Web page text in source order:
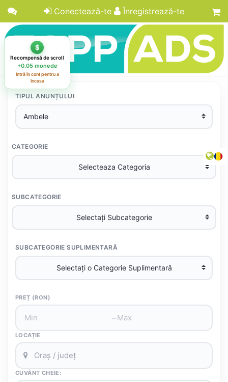
Conectează-te Înregistrează-te
TIPUL ANUNȚULUI
CATEGORIE
SUBCATEGORIE
SUBCATEGORIE SUPLIMENTARĂ
PREȚ (RON)
–
LOCAȚIE
CUVÂNT CHEIE:
$
Recompensă de scroll
+0.05 monede
Intră în cont pentru a
încasa